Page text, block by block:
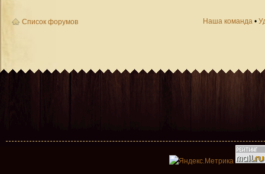
Список форумов Наша команда •